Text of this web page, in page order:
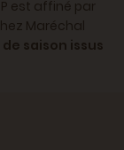
est affiné par
Maréchal
saison issus